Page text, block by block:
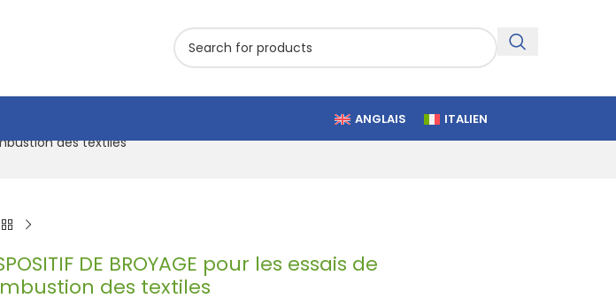
ANGLAIS ITALIEN
des textiles
DE BROYAGE pour les essais de
des textiles